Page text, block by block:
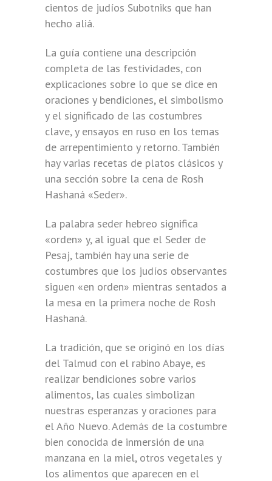
cientos de judíos Subotniks que han
hecho aliá.
La guía contiene una descripción
completa de las festividades, con
explicaciones sobre lo que se dice en
oraciones y bendiciones, el simbolismo
y el significado de las costumbres
clave, y ensayos en ruso en los temas
de arrepentimiento y retorno. También
hay varias recetas de platos clásicos y
una sección sobre la cena de Rosh
Hashaná «Seder».
La palabra seder hebreo significa
«orden» y, al igual que el Seder de
Pesaj, también hay una serie de
costumbres que los judíos observantes
siguen «en orden» mientras sentados a
la mesa en la primera noche de Rosh
Hashaná.
La tradición, que se originó en los días
del Talmud con el rabino Abaye, es
realizar bendiciones sobre varios
alimentos, las cuales simbolizan
nuestras esperanzas y oraciones para
el Año Nuevo. Además de la costumbre
bien conocida de inmersión de una
manzana en la miel, otros vegetales y
los alimentos que aparecen en el